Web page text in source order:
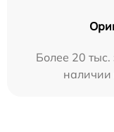
Более 20 тыс.
наличии